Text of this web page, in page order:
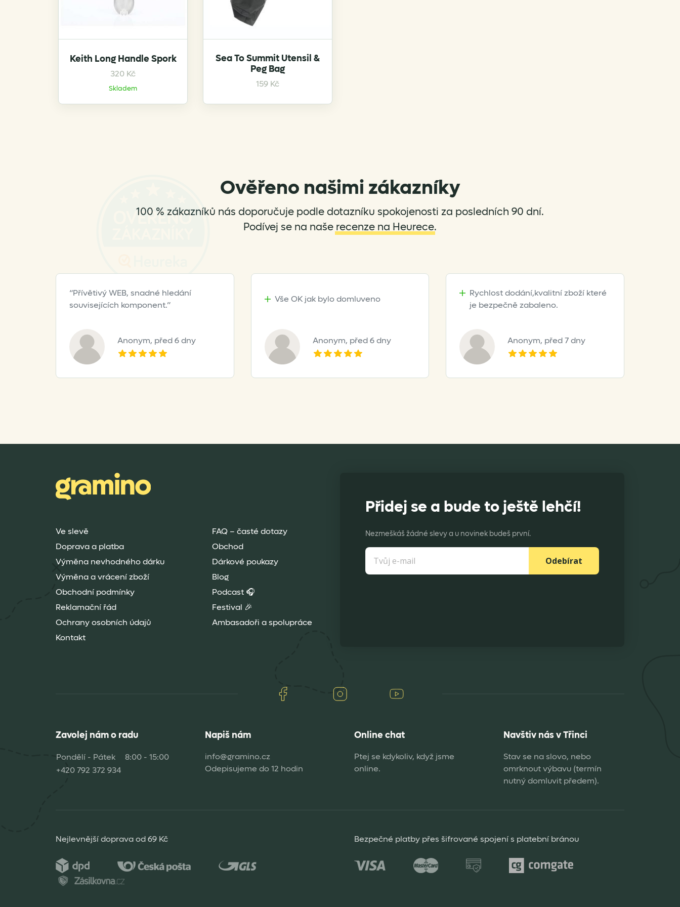
Keith Long Handle Spork
320 Kč
Skladem
Sea To Summit Utensil &
Peg Bag
159 Kč
Ověřeno našimi zákazníky
100 % zákazníků nás doporučuje podle dotazníku spokojenosti za posledních 90 dní.
Podívej se na naše recenze na Heurece.
Přívětivý WEB, snadné hledání
souvisejících komponent.
Anonym, před 6 dny
Vše OK jak bylo domluveno
Anonym, před 6 dny
Rychlost dodání,kvalitní zboží které
je bezpečně zabaleno.
Anonym, před 7 dny
Ve slevě
Doprava a platba
Výměna nevhodného dárku
Výměna a vrácení zboží
Obchodní podmínky
Reklamační řád
Ochrany osobních údajů
Kontakt
FAQ – časté dotazy
Obchod
Dárkové poukazy
Blog
Podcast 🎧
Festival 🎉
Ambasadoři a spolupráce
Přidej se a bude to ještě lehčí!
Nezmeškáš žádné slevy a u novinek budeš první.
Odebírat
Zavolej nám o radu
Pondělí - Pátek
8:00 - 15:00
+420 792 372 934
Napiš nám
info@gramino.cz
Odepisujeme do 12 hodin
Online chat
Ptej se kdykoliv, když jsme
online.
Navštiv nás v Třinci
Stav se na slovo, nebo
omrknout výbavu (termín
nutný domluvit předem).
Nejlevnější doprava od 69 Kč Bezpečné platby přes šifrované spojení s platební bránou